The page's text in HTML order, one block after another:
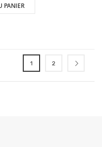
PANIER
Page
1 2